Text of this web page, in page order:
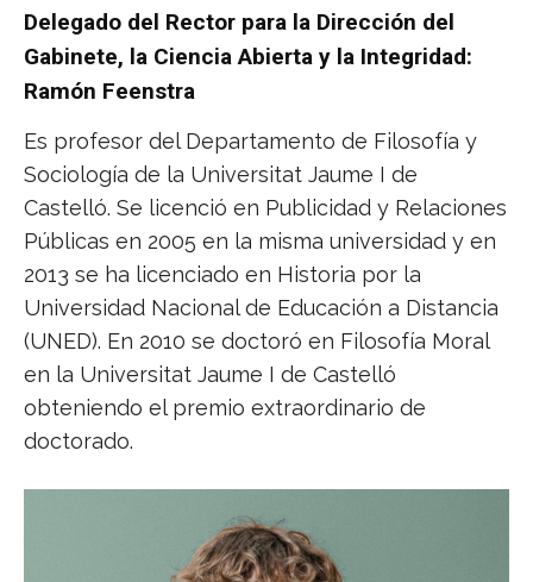
Delegado del Rector para la Dirección del
Gabinete, la Ciencia Abierta y la Integridad:
Ramón Feenstra
Es profesor del Departamento de Filosofía y
Sociología de la Universitat Jaume I de
Castelló. Se licenció en Publicidad y Relaciones
Públicas en 2005 en la misma universidad y en
2013 se ha licenciado en Historia por la
Universidad Nacional de Educación a Distancia
(UNED). En 2010 se doctoró en Filosofía Moral
en la Universitat Jaume I de Castelló
obteniendo el premio extraordinario de
doctorado.